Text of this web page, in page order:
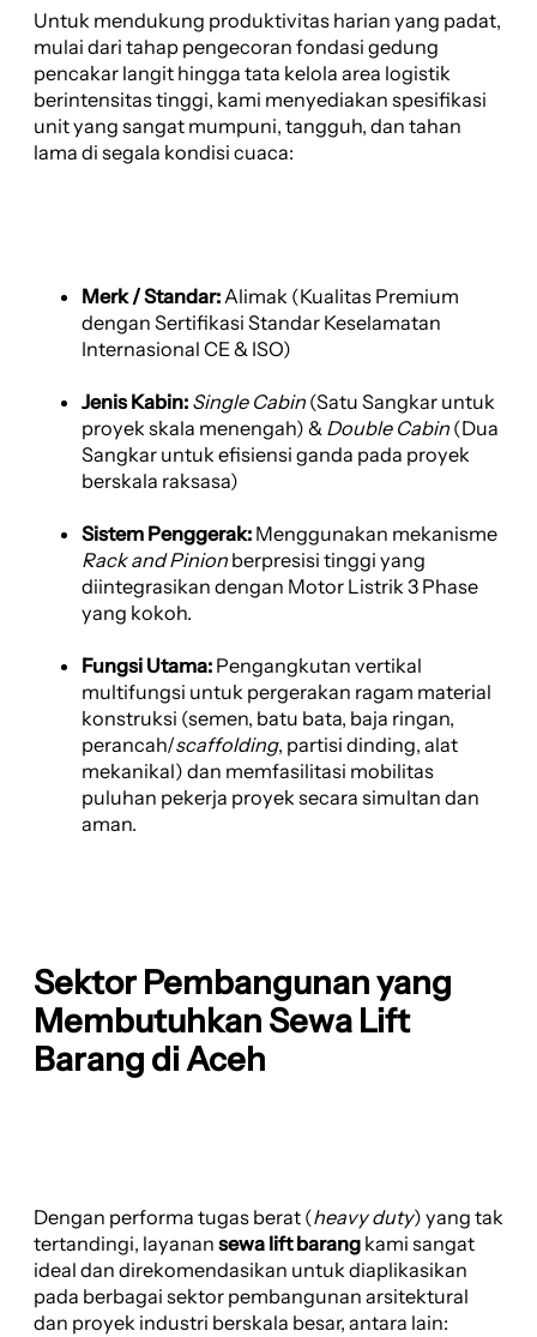
Untuk mendukung produktivitas harian yang padat,
mulai dari tahap pengecoran fondasi gedung
pencakar langit hingga tata kelola area logistik
berintensitas tinggi, kami menyediakan spesifikasi
unit yang sangat mumpuni, tangguh, dan tahan
lama di segala kondisi cuaca:
Merk / Standar:Alimak (Kualitas Premium
dengan Sertifikasi Standar Keselamatan
Internasional CE & ISO)
Jenis Kabin: Single Cabin (Satu Sangkar untuk
proyek skala menengah) & Double Cabin (Dua
Sangkar untuk efisiensi ganda pada proyek
berskala raksasa)
Sistem Penggerak: Menggunakan mekanisme
Rack and Pinion berpresisi tinggi yang
diintegrasikan dengan Motor Listrik 3 Phase
yang kokoh.
Fungsi Utama: Pengangkutan vertikal
multifungsi untuk pergerakan ragam material
konstruksi (semen, batu bata, baja ringan,
perancah/scaffolding, partisi dinding, alat
mekanikal) dan memfasilitasi mobilitas
puluhan pekerja proyek secara simultan dan
aman.
Sektor Pembangunan yang
Membutuhkan Sewa Lift
Barang di Aceh
Dengan performa tugas berat (heavy duty) yang tak
tertandingi, layanan sewa lift barang kami sangat
ideal dan direkomendasikan untuk diaplikasikan
pada berbagai sektor pembangunan arsitektural
dan proyek industri berskala besar, antara lain: